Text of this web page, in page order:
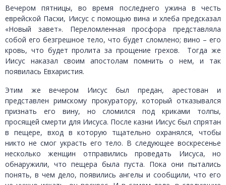
Вечером пятницы, во время последнего ужина в честь
еврейской Пасхи, Иисус с помощью вина и хлеба предсказал
«Новый завет». Переломленная просфора представляла
собой его безгрешное тело, что будет сломлено; вино – его
кровь, что будет пролита за прощение грехов. Тогда же
Иисус наказал своим апостолам помнить о нем, и так
появилась Евхаристия.
Этим же вечером Иисус был предан, арестован и
представлен римскому прокуратору, который отказывался
признать его вину, но сломился под криками толпы,
просящей смерти для Иисуса. После казни Иисус был спрятан
в пещере, вход в которую тщательно охранялся, чтобы
никто не смог украсть его тело. В следующее воскресенье
несколько женщин отправились проведать Иисуса, но
обнаружили, что пещера была пуста. Пока они пытались
понять, в чем дело, появились ангелы и сообщили, что его